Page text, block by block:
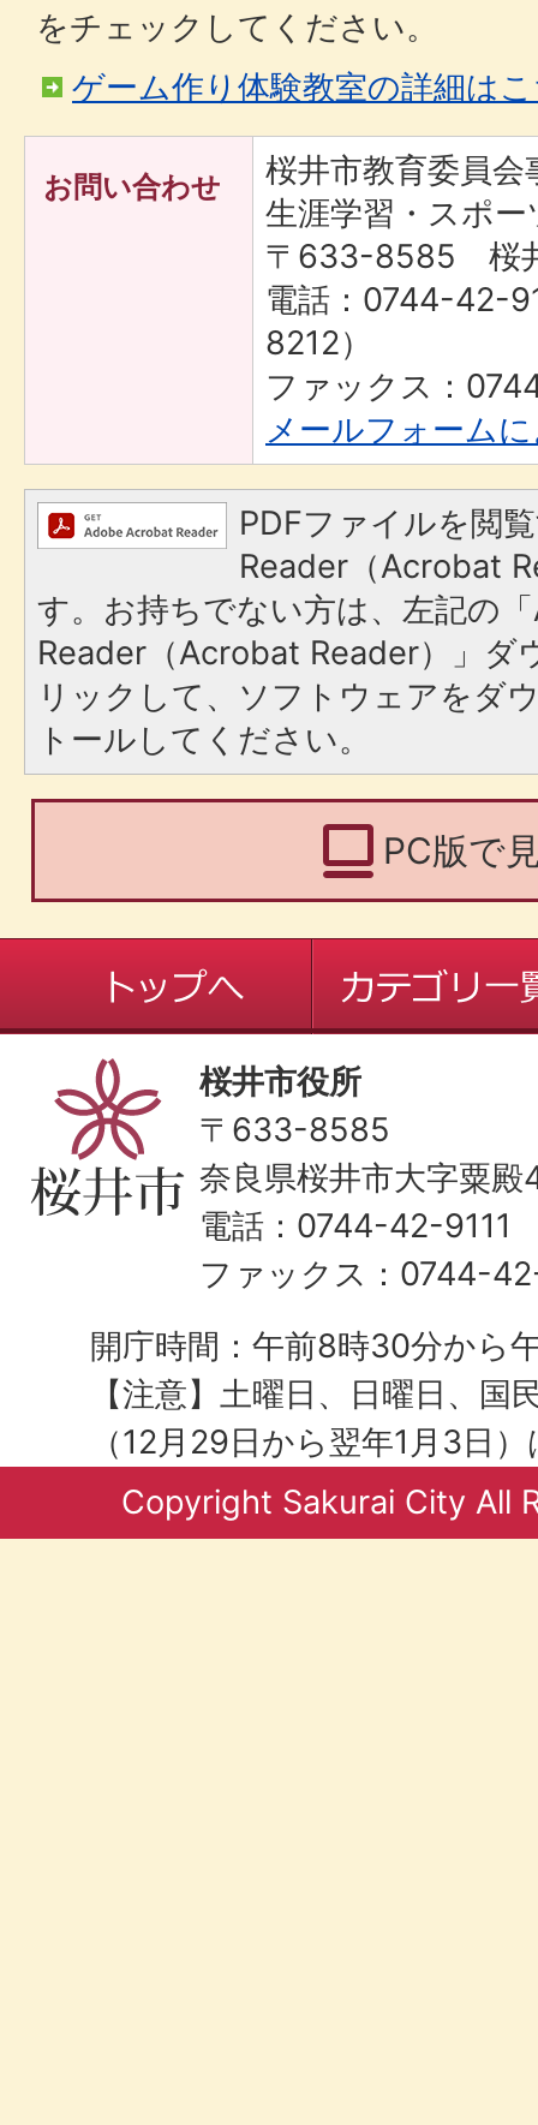
をチェックしてください。
ゲーム作り体験教室の詳細は
お問い合わせ
桜井市教育委員
生涯学習・スポー
〒633-8585 桜
電話：0744-42-
8212）
ファックス：
メールフォーム
PDFファイルを閲
Reader（Acrobat
す。お持ちでない方は、左記の
Reader（Acrobat Reader）」ダ
リックして、ソフトウェアをダ
トールしてください。
PC版で
桜井市役所
〒633-8585
奈良県桜井市大字粟
電話：0744-42-9111
ファックス：0744-
開庁時間：午前8時30分から
【注意】土曜日、日曜日、国
（12月29日から翌年1月3日
Copyright Sakurai City All